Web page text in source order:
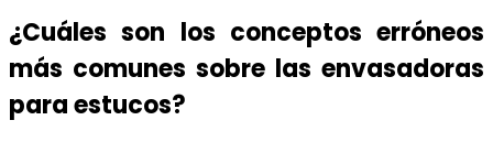
¿Cuáles son los conceptos erróneos
más comunes sobre las envasadoras
para estucos?